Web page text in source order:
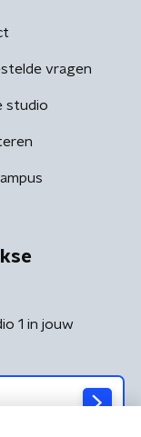
vragen
studio
1 in jouw